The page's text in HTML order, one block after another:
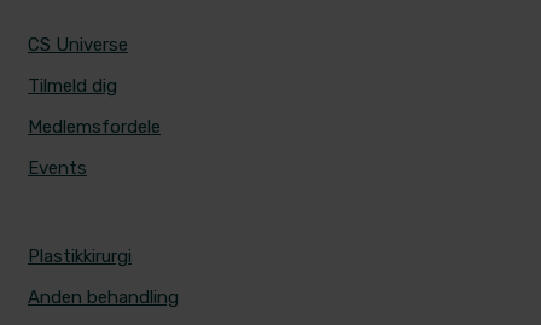
CS Universe
Tilmeld dig
Medlemsfordele
Events
Plastikkirurgi
Anden behandling